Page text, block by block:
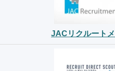
JACリクルート